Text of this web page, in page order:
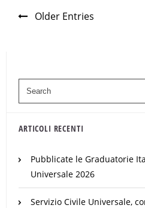
Older Entries
ARTICOLI RECENTI
Pubblicate le Graduatorie
Universale 2026
Servizio Civile Universale,